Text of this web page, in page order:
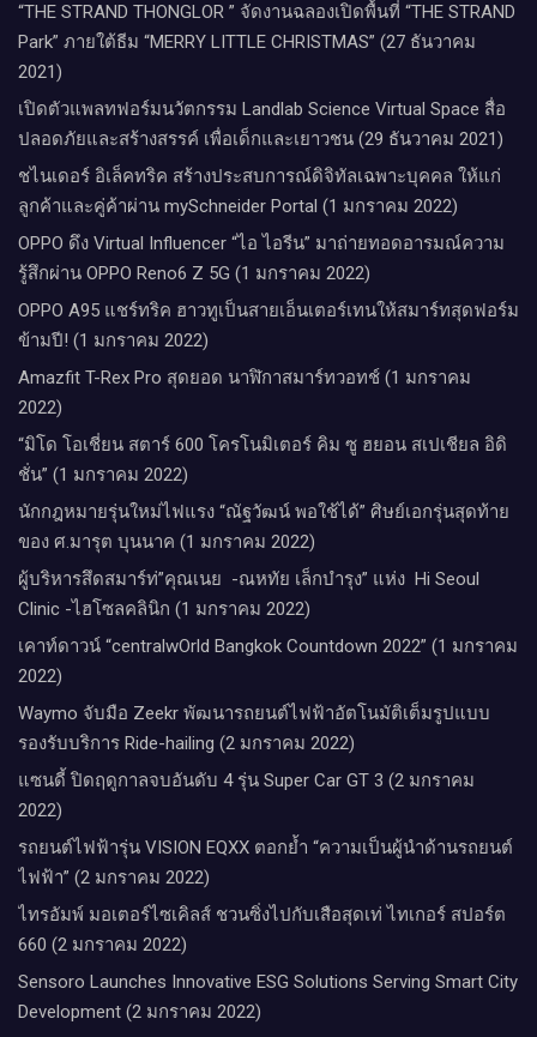
“THE STRAND THONGLOR ” จัดงานฉลองเปิดพื้นที่ “THE STRAND
Park” ภายใต้ธีม “MERRY LITTLE CHRISTMAS” (27 ธันวาคม
2021)
เปิดตัวแพลทฟอร์มนวัตกรรม Landlab Science Virtual Space สื่อ
ปลอดภัยและสร้างสรรค์ เพื่อเด็กและเยาวชน (29 ธันวาคม 2021)
ชไนเดอร์ อิเล็คทริค สร้างประสบการณ์ดิจิทัลเฉพาะบุคคล ให้แก่
ลูกค้าและคู่ค้าผ่าน mySchneider Portal (1 มกราคม 2022)
OPPO ดึง Virtual Influencer “ไอ ไอรีน” มาถ่ายทอดอารมณ์ความ
รู้สึกผ่าน OPPO Reno6 Z 5G (1 มกราคม 2022)
OPPO A95 แชร์ทริค ฮาวทูเป็นสายเอ็นเตอร์เทนให้สมาร์ทสุดฟอร์ม
ข้ามปี! (1 มกราคม 2022)
Amazfit T-Rex Pro สุดยอด นาฬิกาสมาร์ทวอทช์ (1 มกราคม
2022)
“มิโด โอเชี่ยน สตาร์ 600 โครโนมิเตอร์ คิม ซู ฮยอน สเปเชียล อิดิ
ชั่น” (1 มกราคม 2022)
นักกฎหมายรุ่นใหม่ไฟแรง “ณัฐวัฒน์ พอใช้ได้” ศิษย์เอกรุ่นสุดท้าย
ของ ศ.มารุต บุนนาค (1 มกราคม 2022)
ผู้บริหารสึดสมาร์ท่”คุณเนย -ณหทัย เล็กบำรุง” แห่ง Hi Seoul
Clinic -ไฮโซลคลินิก (1 มกราคม 2022)
เคาท์ดาวน์​ “centralwOrld Bangkok Countdown 2022” (1 มกราคม
2022)
Waymo จับมือ Zeekr พัฒนารถยนต์ไฟฟ้าอัตโนมัติเต็มรูปแบบ
รองรับบริการ Ride-hailing (2 มกราคม 2022)
แซนดี้ ปิดฤดูกาลจบอันดับ 4 รุ่น Super Car GT 3 (2 มกราคม
2022)
รถยนต์ไฟฟ้ารุ่น VISION EQXX ตอกย้ำ “ความเป็นผู้นำด้านรถยนต์
ไฟฟ้า” (2 มกราคม 2022)
ไทรอัมพ์ มอเตอร์ไซเคิลส์ ชวนซิ่งไปกับเสือสุดเท่ ไทเกอร์ สปอร์ต
660 (2 มกราคม 2022)
Sensoro Launches Innovative ESG Solutions Serving Smart City
Development (2 มกราคม 2022)